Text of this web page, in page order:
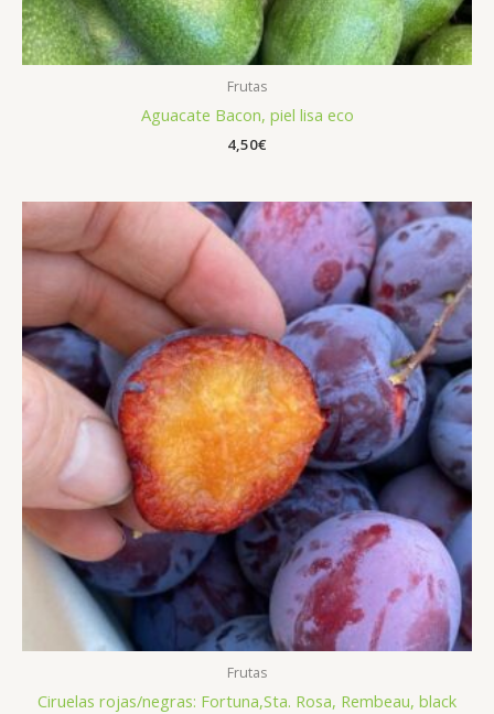
Frutas
Aguacate Bacon, piel lisa eco
4,50€
Frutas
Ciruelas rojas/negras: Fortuna,Sta. Rosa, Rembeau, black